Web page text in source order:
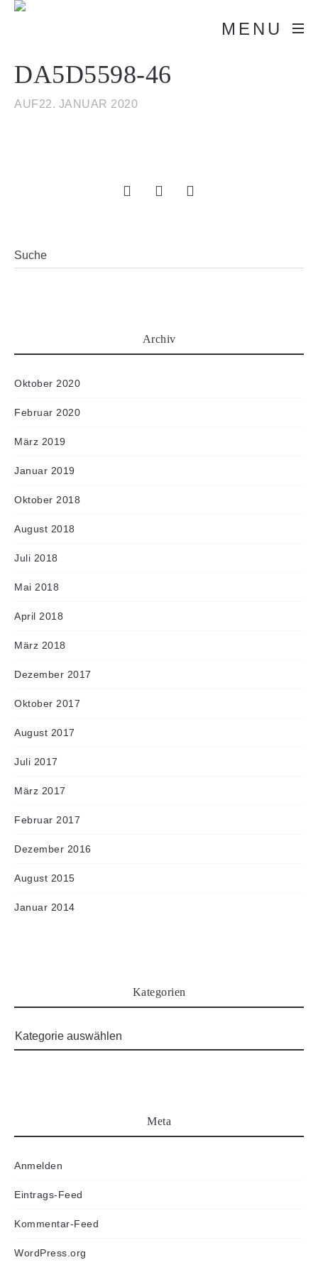
MENU
DA5D5598-46
AUF22. JANUAR 2020
Archiv
Oktober 2020
Februar 2020
März 2019
Januar 2019
Oktober 2018
August 2018
Juli 2018
Mai 2018
April 2018
März 2018
Dezember 2017
Oktober 2017
August 2017
Juli 2017
März 2017
Februar 2017
Dezember 2016
August 2015
Januar 2014
Kategorien
Meta
Anmelden
Eintrags-Feed
Kommentar-Feed
WordPress.org